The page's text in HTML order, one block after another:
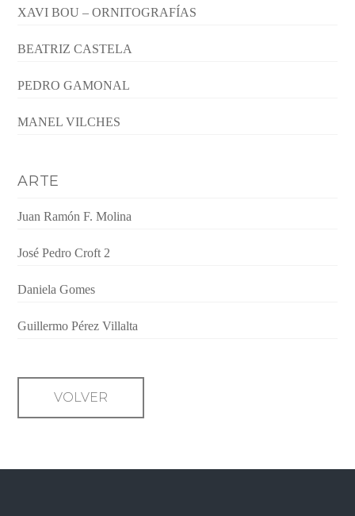
XAVI BOU – ORNITOGRAFÍAS
BEATRIZ CASTELA
PEDRO GAMONAL
MANEL VILCHES
ARTE
Juan Ramón F. Molina
José Pedro Croft 2
Daniela Gomes
Guillermo Pérez Villalta
VOLVER